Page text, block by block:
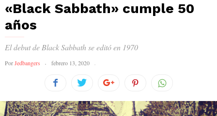
«Black Sabbath» cumple 50
años
El debut de Black Sabbath se editó en 1970
PorJedbangers febrero 13, 2020